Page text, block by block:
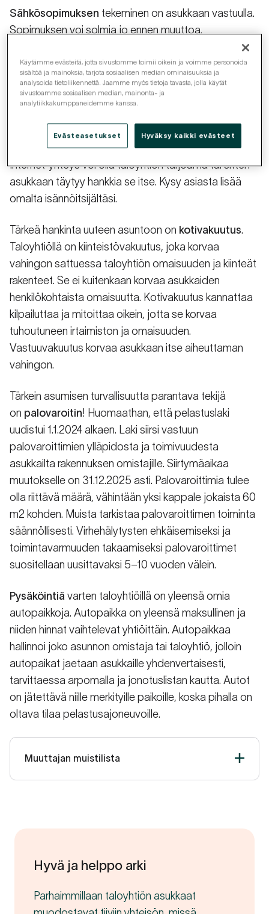
Sähkösopimuksen tekeminen on asukkaan vastuulla.
Sopimuksen voi solmia jo ennen muuttoa.
Sähkönmyyntiyhtiön asukas voi valita ja kilpailuttaa
vapaasti, mutta siirtoyhtiö määräytyy aina
asuinpaikan mukaan.
TV- ja internet-yhteydetjärjestyvät yhä useammin
yhteisen antennin tai kaapelin kautta. Vanhojen
televisioiden yhteydessä tarvitaan edelleen digiboksi.
Internet-yhteys voi olla taloyhtiön tarjoama tai sitten
asukkaan täytyy hankkia se itse. Kysy asiasta lisää
omalta isännöitsijältäsi.
Tärkeä hankinta uuteen asuntoon on kotivakuutus.
Taloyhtiöllä on kiinteistövakuutus, joka korvaa
vahingon sattuessa taloyhtiön omaisuuden ja kiinteät
rakenteet. Se ei kuitenkaan korvaa asukkaiden
henkilökohtaista omaisuutta. Kotivakuutus kannattaa
kilpailuttaa ja mitoittaa oikein, jotta se korvaa
tuhoutuneen irtaimiston ja omaisuuden.
Vastuuvakuutus korvaa asukkaan itse aiheuttaman
vahingon.
Tärkein asumisen turvallisuutta parantava tekijä
on palovaroitin! Huomaathan, että pelastuslaki
uudistui 1.1.2024 alkaen. Laki siirsi vastuun
palovaroittimien ylläpidosta ja toimivuudesta
asukkailta rakennuksen omistajille. Siirtymäaikaa
muutokselle on 31.12.2025 asti. Palovaroittimia tulee
olla riittävä määrä, vähintään yksi kappale jokaista 60
m2 kohden. Muista tarkistaa palovaroittimen toiminta
säännöllisesti. Virhehälytysten ehkäisemiseksi ja
toimintavarmuuden takaamiseksi palovaroittimet
suositellaan uusittavaksi 5–10 vuoden välein.
Pysäköintiä varten taloyhtiöillä on yleensä omia
autopaikkoja. Autopaikka on yleensä maksullinen ja
niiden hinnat vaihtelevat yhtiöittäin. Autopaikkaa
hallinnoi joko asunnon omistaja tai taloyhtiö, jolloin
autopaikat jaetaan asukkaille yhdenvertaisesti,
tarvittaessa arpomalla ja jonotuslistan kautta. Autot
on jätettävä niille merkityille paikoille, koska pihalla on
oltava tilaa pelastusajoneuvoille.
Muuttajan muistilista
Autopaikka
Hyvä ja helppo arki
Parhaimmillaan taloyhtiön asukkaat
Käytämme evästeitä, jotta sivustomme toimii oikein ja voimme personoida
sisältöä ja mainoksia, tarjota sosiaalisen median ominaisuuksia ja
analysoida tietoliikennettä. Jaamme myös tietoja tavasta, jolla käytät
sivustoamme sosiaalisen median, mainonta- ja
analytiikkakumppaneidemme kanssa.
Evästeasetukset Hyväksy kaikki evästeet